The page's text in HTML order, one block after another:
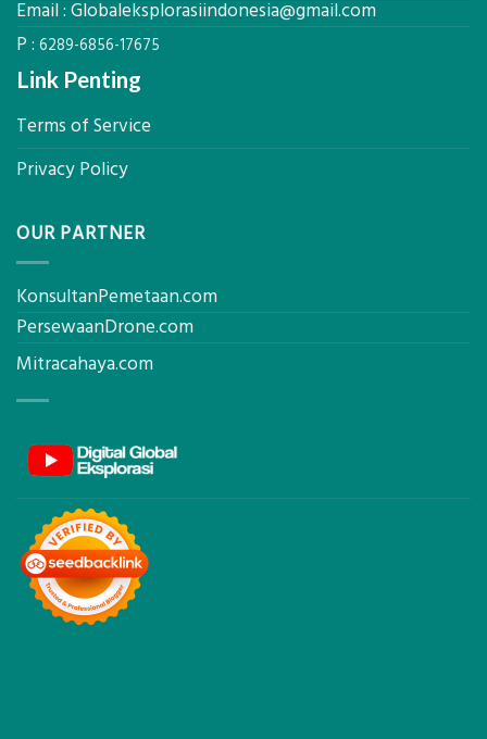
Akurat
Email : Globaleksplorasiindonesia@gmail.com
P : 6289-6856-17675
Link Penting
Terms of Service
Privacy Policy
OUR PARTNER
KonsultanPemetaan.com
PersewaanDrone.com
Mitracahaya.com